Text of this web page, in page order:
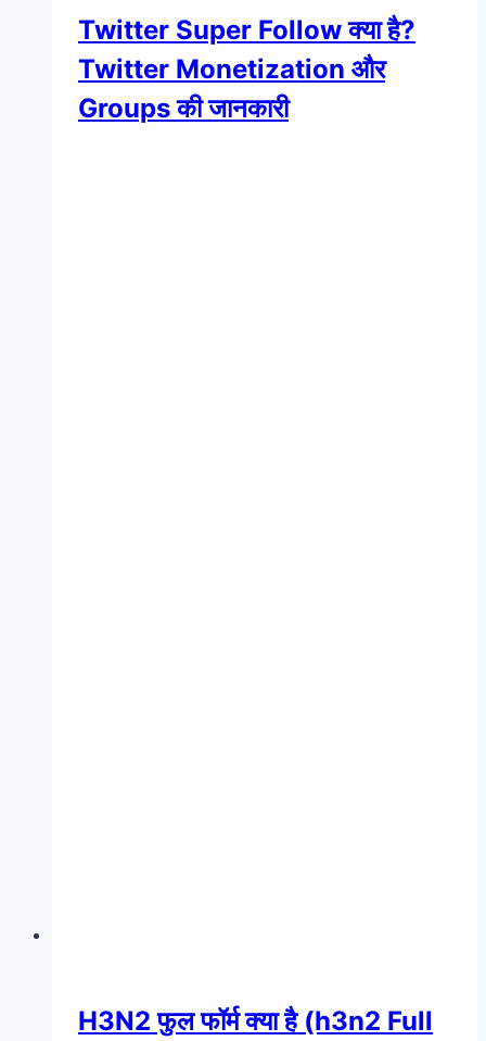
Twitter Super Follow क्या है?
Twitter Monetization और
Groups की जानकारी
H3N2 फुल फॉर्म क्या है (h3n2 Full